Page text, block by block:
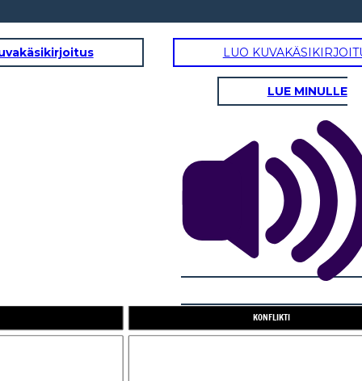
LUO
LUE MINULLE
KONFLIKTI